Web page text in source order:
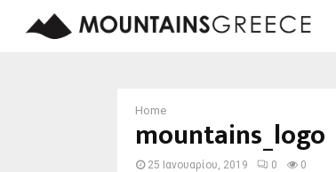
Home
mountains_logo
25 Ιανουαρίου, 2019 0 0